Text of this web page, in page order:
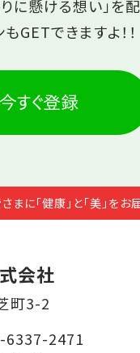
に懸ける想い」を
GETできますよ！！
に「健康」と「美」をお
会社
町3-2
2471